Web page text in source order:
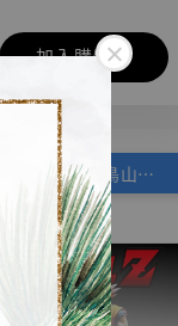
加入購物車
加購優惠【悟空 鳥山明紀念款 [奇蹟工作室]】